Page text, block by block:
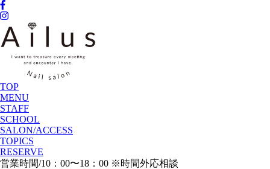
TOP
MENU
STAFF
SCHOOL
SALON/ACCESS
TOPICS
RESERVE
営業時間/10：00〜18：00 ※時間外応相談